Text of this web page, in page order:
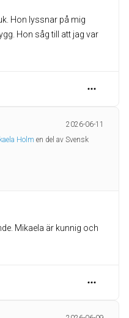
Hon lyssnar på mig
Hon såg till att jag var
2026-06-11
Holm en del av Svensk
Mikaela är kunnig och